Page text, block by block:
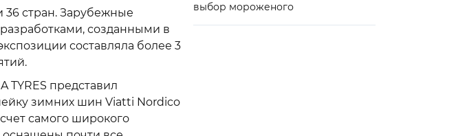
36 стран. Зарубежные
созданными в
составляла более 3
TYRES представил
зимних шин Viatti Nordico
самого широкого
выбор мороженого